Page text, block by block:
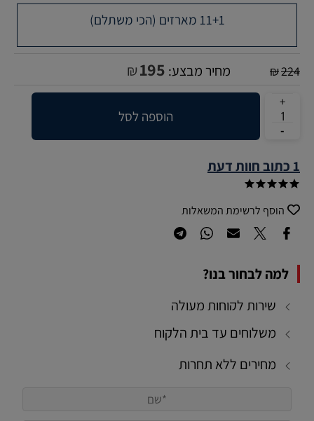
11+1 מארזים (הכי משתלם)
₪224 מחיר מבצע: ₪195
הוספה לסל
1 כתוב חוות דעת
הוסף לרשימת המשאלות
למה לבחור בנו?
שירות לקוחות מעולה
משלוחים עד בית הלקוח
מחירים ללא תחרות